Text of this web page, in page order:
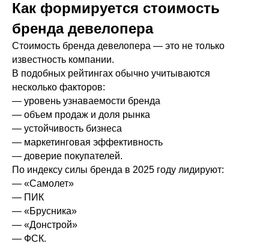
Как формируется стоимость
бренда девелопера
Стоимость бренда девелопера — это не только
известность компании.
В подобных рейтингах обычно учитываются
несколько факторов:
— уровень узнаваемости бренда
— объем продаж и доля рынка
— устойчивость бизнеса
— маркетинговая эффективность
— доверие покупателей.
По индексу силы бренда в 2025 году лидируют:
— «Самолет»
— ПИК
— «Брусника»
— «Донстрой»
— ФСК.